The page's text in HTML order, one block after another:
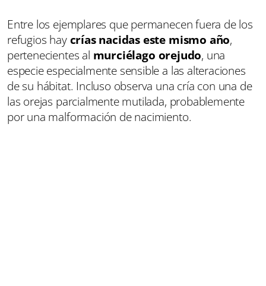
Entre los ejemplares que permanecen fuera de los
refugios haycrías nacidas este mismo año,
pertenecientes al murciélago orejudo, una
especie especialmente sensible a las alteraciones
de su hábitat. Incluso observa una cría con una de
las orejas parcialmente mutilada, probablemente
por una malformación de nacimiento.